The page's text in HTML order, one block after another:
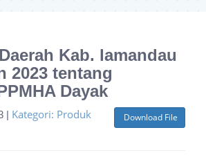
Kab. lamandau
2023 tentang
Dayak
Download File
| Kategori: Produk